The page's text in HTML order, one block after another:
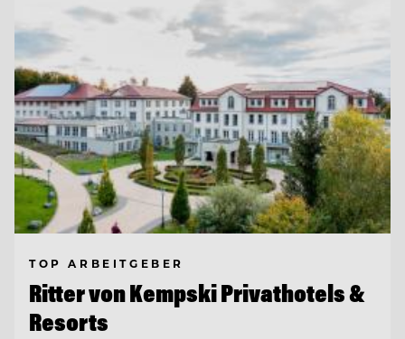
TOP ARBEITGEBER
Ritter von Kempski Privathotels &
Resorts